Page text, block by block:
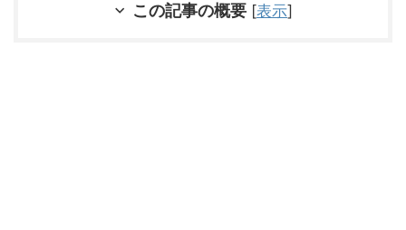
この記事の概要 [表示]